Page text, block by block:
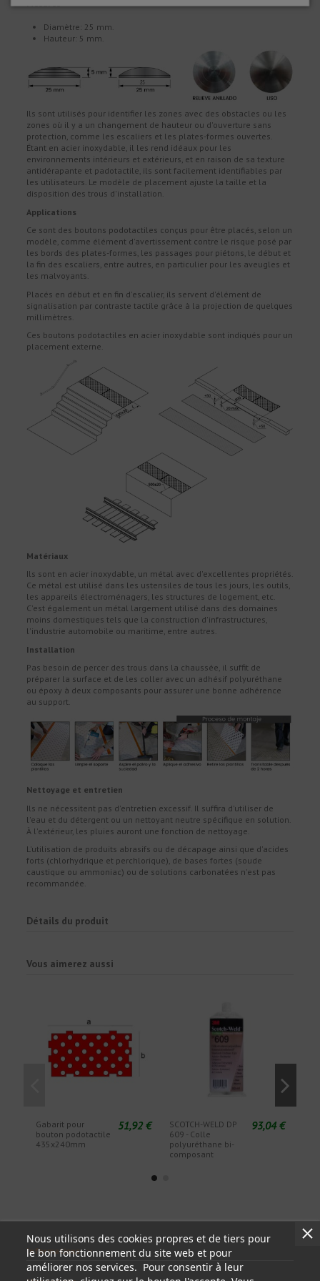
Diamètre: 25 mm.
Hauteur: 5 mm.
Ils sont utilisés pour identifier les zones avec des obstacles ou les
zones où il y a un changement de hauteur ou d'ouverture sans
protection, comme les escaliers et les plates-formes ouvertes.
Étant en acier inoxydable, il les rend idéaux pour les
environnements intérieurs et extérieurs, et en raison de sa texture
antidérapante et padotactile, ils sont facilement identifiables par
les utilisateurs. Le modèle de placement ajuste la taille et la
disposition des trous d'installation.
Applications
Ce sont des boutons podotactiles conçus pour être placés, selon un
modèle, comme élément d'avertissement contre le risque posé par
les bords des plates-formes, les passages pour piétons, le début et
la fin des escaliers, entre autres, en particulier pour les aveugles et
les malvoyants.
Placés en début et en fin d'escalier, ils servent d'élément de
signalisation par contraste tactile grâce à la projection de quelques
millimètres.
Ces boutons podotactiles en acier inoxydable sont indiqués pour un
placement externe.
Matériaux
Ils sont en acier inoxydable, un métal avec d'excellentes propriétés.
Ce métal est utilisé dans les ustensiles de tous les jours, les outils,
les appareils électroménagers, les structures de logement, etc.
C'est également un métal largement utilisé dans des domaines
moins domestiques tels que la construction d'infrastructures,
l'industrie automobile ou maritime, entre autres.
Installation
Pas besoin de percer des trous dans la chaussée, il suffit de
préparer la surface et de les coller avec un adhésif polyuréthane
ou époxy à deux composants pour assurer une bonne adhérence
au support.
Nettoyage et entretien
Ils ne nécessitent pas d'entretien excessif. Il suffira d'utiliser de
l'eau et du détergent ou un nettoyant neutre spécifique en solution.
À l'extérieur, les pluies auront une fonction de nettoyage.
L'utilisation de produits abrasifs ou de décapage ainsi que d'acides
forts (chlorhydrique et perchlorique), de bases fortes (soude
caustique ou ammoniac) ou de solutions carbonatées n'est pas
recommandée.
Détails du produit
Vous aimerez aussi
Gabarit pour
bouton podotactile
435x240mm
51,92 €
SCOTCH-WELD DP
609 - Colle
polyuréthane bi-
composant
93,04 €
Nous utilisons des cookies propres et de tiers pour
le bon fonctionnement du site web et pour
améliorer nos services. Pour consentir à leur
Informations